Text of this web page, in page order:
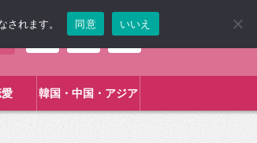
韓国・中国・アジア
れます。 同意 いいえ